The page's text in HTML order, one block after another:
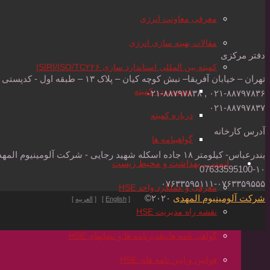
معرفی معاونت انرژی
مقالات بهینه سازی انرژی
کمیته بین المللی استاندارد سازی ISIRI/ISO/TC۲۲۶
عضویت در کمیته
درباره کمیته
گواهینامه ها
ایمنی ، بهداشت و محیط زیست
معرفی و عملکرد واحد HSE
نقشه راه مدیریت HSE
گواهی نامه ها،تقدیرنامه ها و نشانهای HSE
قوانین و آیین نامه های HSE
دفتر مرکزی
تهران – خیابان آفریقا– نبش کوچه کیان – پلاک ۱۳ – طبقه اول - کدپستی : ۱۵۱۸۶۱۴۱۱۳۰۲۱
۰۲۱-۸۸۷۹۷۸۳۶ , ۰۲۱-۸۸۷۹۷۸۳۸
۰۲۱-۸۸۷۹۷۸۳۷
آدرس کارخانه
بندرعباس- کیلومتر ۱۸ جاده اسکله شهید رجایی - شرکت آلومینیوم المهدی - کدپستی: ۷۹۱۷۱۷۶۳۸۵
07633595100-۱۰
۰۷۶۳۳۵۹۵۱۱۱-۰۷۶۳۳۵۹۵۵۵
شرکت آلومینیوم المهدی
[
English
] [ العربیه ]